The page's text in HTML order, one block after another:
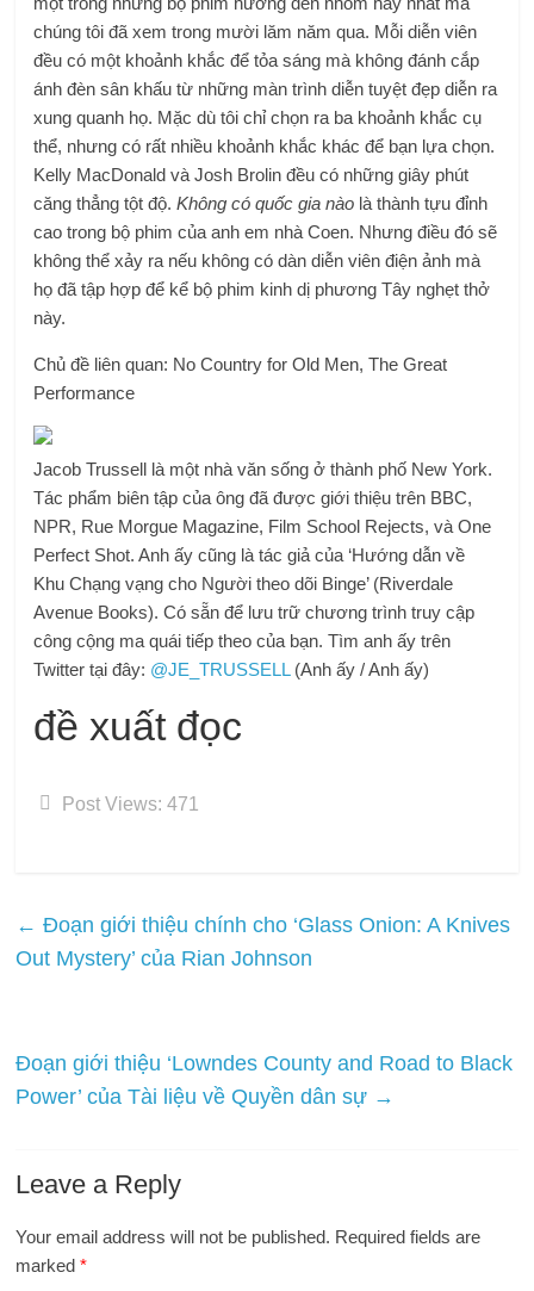
chúng tôi đã xem trong mười lăm năm qua. Mỗi diễn viên
đều có một khoảnh khắc để tỏa sáng mà không đánh cắp
ánh đèn sân khấu từ những màn trình diễn tuyệt đẹp diễn ra
xung quanh họ. Mặc dù tôi chỉ chọn ra ba khoảnh khắc cụ
thể, nhưng có rất nhiều khoảnh khắc khác để bạn lựa chọn.
Kelly MacDonald và Josh Brolin đều có những giây phút
căng thẳng tột độ.Không có quốc gia nào là thành tựu đỉnh
cao trong bộ phim của anh em nhà Coen. Nhưng điều đó sẽ
không thể xảy ra nếu không có dàn diễn viên điện ảnh mà
họ đã tập hợp để kể bộ phim kinh dị phương Tây nghẹt thở
này.
Chủ đề liên quan: No Country for Old Men, The Great
Performance
Jacob Trussell là một nhà văn sống ở thành phố New York.
Tác phẩm biên tập của ông đã được giới thiệu trên BBC,
NPR, Rue Morgue Magazine, Film School Rejects, và One
Perfect Shot. Anh ấy cũng là tác giả của ‘Hướng dẫn về
Khu Chạng vạng cho Người theo dõi Binge’ (Riverdale
Avenue Books). Có sẵn để lưu trữ chương trình truy cập
công cộng ma quái tiếp theo của bạn. Tìm anh ấy trên
Twitter tại đây: @JE_TRUSSELL(Anh ấy / Anh ấy)
đề xuất đọc
Post Views: 471
← Đoạn giới thiệu chính cho ‘Glass Onion: A Knives
Out Mystery’ của Rian Johnson
Đoạn giới thiệu ‘Lowndes County and Road to Black
Power’ của Tài liệu về Quyền dân sự →
Leave a Reply
Your email address will not be published. Required fields are
marked*